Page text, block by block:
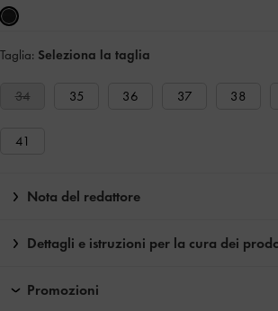
Taglia: Seleziona la taglia
34 35 36 37 38
41
Nota del redattore
Dettagli e istruzioni per la cura dei
Promozioni